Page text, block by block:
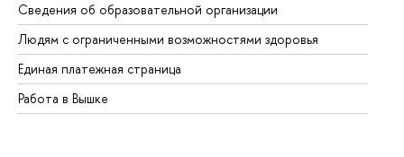
Сведения об образовательной организации
Людям с ограниченными возможностями здоровья
Единая платежная страница
Работа в Вышке